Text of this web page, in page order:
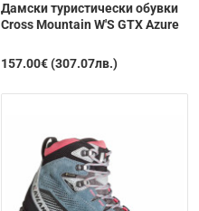
Дамски туристически обувки
Cross Mountain W'S GTX Azure
157.00€ (307.07лв.)